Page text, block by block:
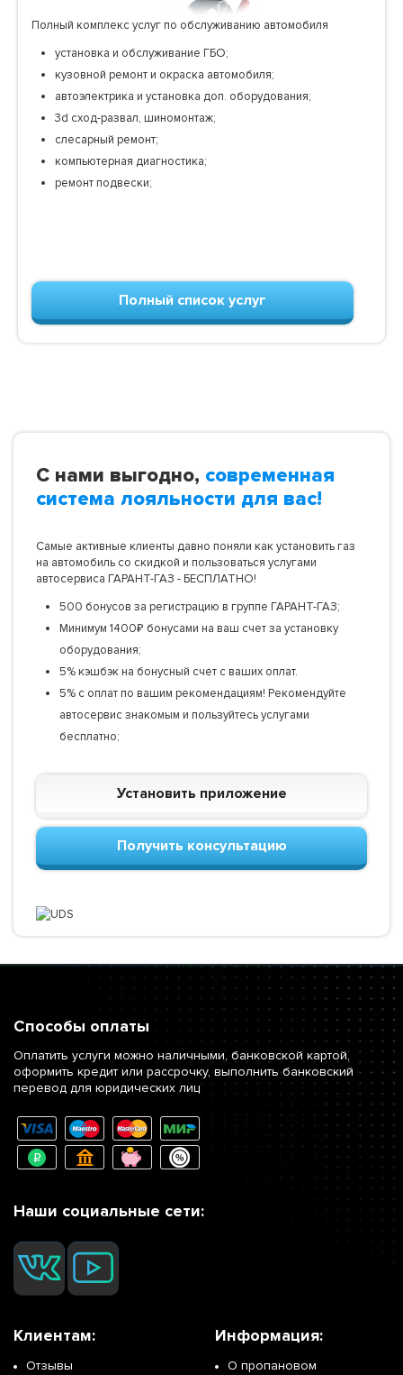
Полный комплекс услуг по обслуживанию автомобиля
установка и обслуживание ГБО;
кузовной ремонт и окраска автомобиля;
автоэлектрика и установка доп. оборудования;
3d сход-развал, шиномонтаж;
слесарный ремонт;
компьютерная диагностика;
ремонт подвески;
Полный список услуг
С нами выгодно, современная
система лояльности для вас!
Самые активные клиенты давно поняли как установить газ
на автомобиль со скидкой и пользоваться услугами
автосервиса ГАРАНТ-ГАЗ - БЕСПЛАТНО!
500 бонусов за регистрацию в группе ГАРАНТ-ГАЗ;
Минимум 1400₽ бонусами на ваш счет за установку
оборудования;
5% кэшбэк на бонусный счет с ваших оплат.
5% с оплат по вашим рекомендациям! Рекомендуйте
автосервис знакомым и пользуйтесь услугами
бесплатно;
Установить приложение
Получить консультацию
Способы оплаты
Оплатить услуги можно наличными, банковской картой,
оформить кредит или рассрочку, выполнить банковский
перевод для юридических лиц
Наши социальные сети:
Клиентам:
Отзывы
Информация:
О пропановом